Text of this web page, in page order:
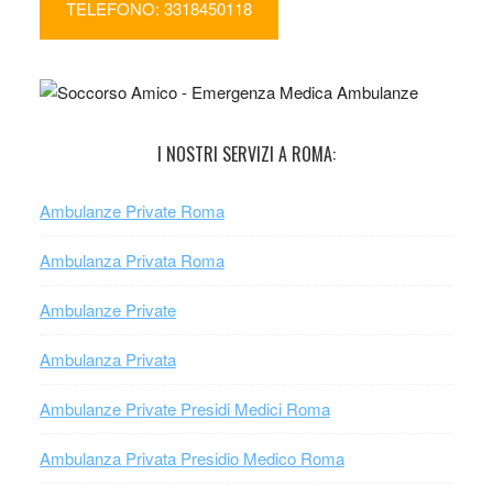
TELEFONO: 3318450118
I NOSTRI SERVIZI A ROMA:
Ambulanze Private Roma
Ambulanza Privata Roma
Ambulanze Private
Ambulanza Privata
Ambulanze Private Presidi Medici Roma
Ambulanza Privata Presidio Medico Roma